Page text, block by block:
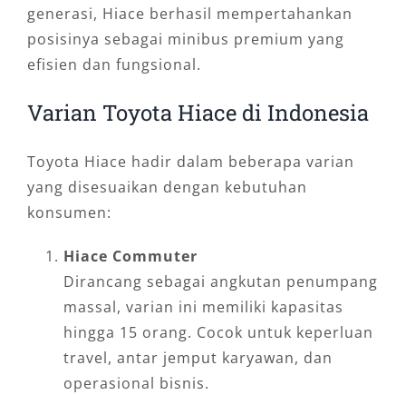
generasi, Hiace berhasil mempertahankan
posisinya sebagai minibus premium yang
efisien dan fungsional.
Varian Toyota Hiace di Indonesia
Toyota Hiace hadir dalam beberapa varian
yang disesuaikan dengan kebutuhan
konsumen:
Hiace Commuter
Dirancang sebagai angkutan penumpang
massal, varian ini memiliki kapasitas
hingga 15 orang. Cocok untuk keperluan
travel, antar jemput karyawan, dan
operasional bisnis.